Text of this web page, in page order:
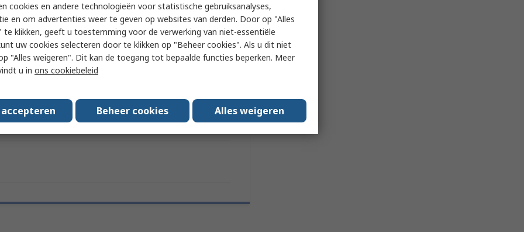
Gas
Soldering Iron
Soldering Iron
cookies en andere technologieën voor statistische gebruiksanalyses,
en om advertenties weer te geven op websites van derden. Door op "Alles
te klikken, geeft u toestemming voor de verwerking van niet-essentiële
uw cookies selecteren door te klikken op "Beheer cookies". Als u dit niet
"Alles weigeren". Dit kan de toegang tot bepaalde functies beperken. Meer
u in ons cookiebeleid
Beheer cookies Alles weigeren